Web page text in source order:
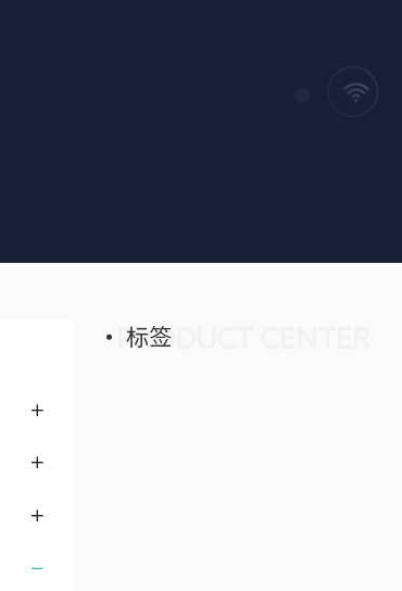
标签
PRODUCT CENTER